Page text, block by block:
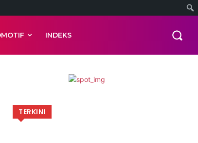
INDEKS
TERKINI